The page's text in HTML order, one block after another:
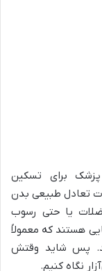
برای تسکین
تعادل طبیعی بدن
یا حتی رسوب
هستند که معمولاً
پس شاید وقتش
نگاه کنیم.